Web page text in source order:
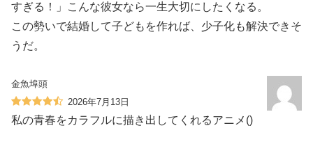
すぎる！」こんな彼女なら一生大切にしたくなる。
この勢いで結婚して子どもを作れば、少子化も解決できそ
うだ。
金魚埠頭
2026年7月13日
私の青春をカラフルに描き出してくれるアニメ()